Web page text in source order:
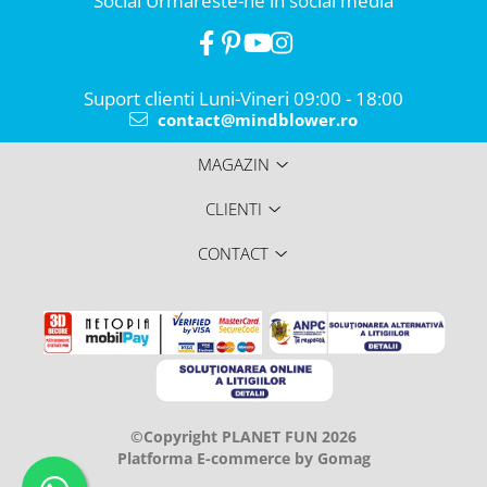
Suport clienti Luni-Vineri 09:00 - 18:00
contact@mindblower.ro
MAGAZIN
CLIENTI
CONTACT
©Copyright PLANET FUN 2026
Platforma E-commerce by Gomag